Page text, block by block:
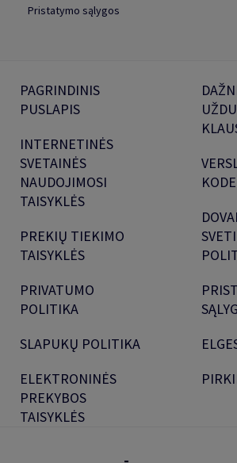
Pristatymo sąlygos
PAGRINDINIS
PUSLAPIS
INTERNETINĖS
SVETAINĖS
NAUDOJIMOSI
TAISYKLĖS
PREKIŲ TIEKIMO
TAISYKLĖS
PRIVATUMO
POLITIKA
SLAPUKŲ POLITIKA
ELEKTRONINĖS
PREKYBOS
TAISYKLĖS